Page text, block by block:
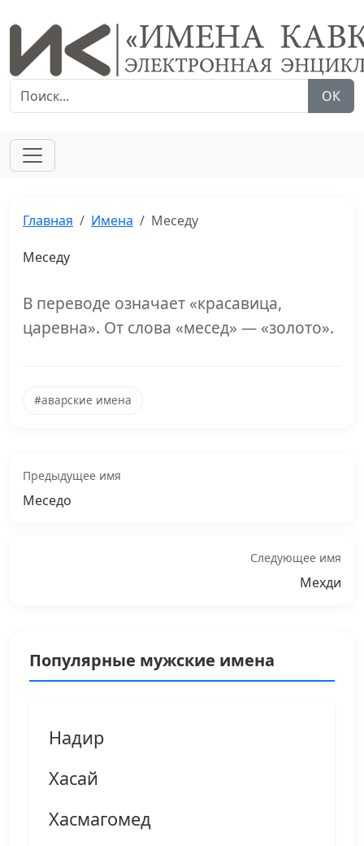
ОК
Главная Имена Меседу
Меседу
В переводе означает «красавица,
царевна». От слова «месед» — «золото».
#аварские имена
Предыдущее имя
Меседо
Следующее имя
Мехди
Популярные мужские имена
Надир
Хасай
Хасмагомед